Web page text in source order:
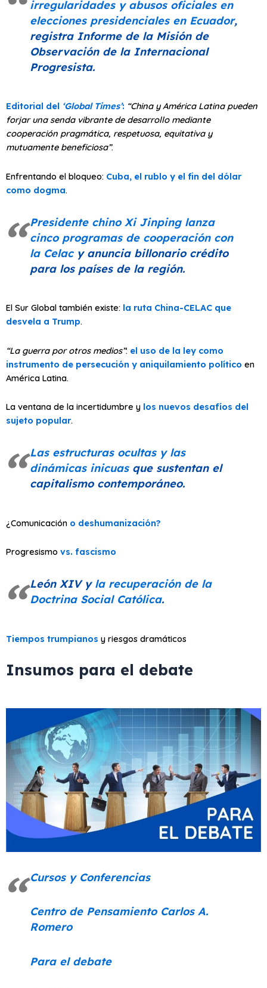
irregularidades y abusos oficiales en
elecciones presidenciales en Ecuador,
registra Informe de la Misión de
Observación de la Internacional
Progresista.
Editorial del ‘Global Times’: “China y América Latina pueden
forjar una senda vibrante de desarrollo mediante
cooperación pragmática, respetuosa, equitativa y
mutuamente beneficiosa”.
Enfrentando el bloqueo: Cuba, el rublo y el fin del dólar
como dogma.
Presidente chino Xi Jinping lanza
cinco programas de cooperación con
la Celacy anuncia billonario crédito
para los países de la región.
El Sur Global también existe: la ruta China-CELAC que
desvela a Trump.
“La guerra por otros medios”: el uso de la ley como
instrumento de persecución y aniquilamiento político en
América Latina.
La ventana de la incertidumbre y los nuevos desafíos del
sujeto popular.
Las estructuras ocultas y las
dinámicas inicuasque sustentan el
capitalismo contemporáneo.
¿Comunicación o deshumanización?
Progresismo vs. fascismo
León XIV y la recuperación de la
Doctrina Social Católica.
Tiempos trumpianos y riesgos dramáticos
Insumos para el debate
Cursos y Conferencias
Centro de Pensamiento Carlos A.
Romero
Para el debate